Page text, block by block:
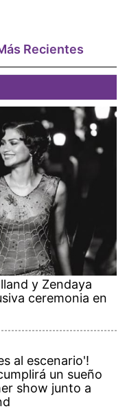
Recientes
y Zendaya
ceremonia en
al escenario'!
un sueño
show junto a